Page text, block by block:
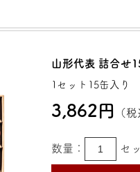
山形代表 詰合せ
1セット15缶入り
3,862円 （
数量： セ